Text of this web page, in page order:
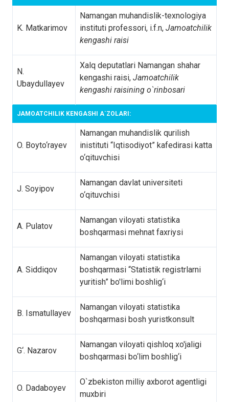
K. Matkarimov
Namangan muhandislik-texnologiya
instituti professori, i.f.n, Jamoatchilik
kengashi raisi
N.
Ubaydullayev
Xalq deputatlari Namangan shahar
kengashi raisi, Jamoatchilik
kengashi raisining o`rinbosari
JAMOATCHILIK KENGASHI A`ZOLARI:
O. Boyto‘rayev
Namangan muhandislik qurilish
inistituti “Iqtisodiyot” kafedirasi katta
o‘qituvchisi
J. Soyipov
Namangan davlat universiteti
o‘qituvchisi
A. Pulatov
Namangan viloyati statistika
boshqarmasi mehnat faxriysi
A. Siddiqov
Namangan viloyati statistika
boshqarmasi “Statistik registrlarni
yuritish” bo'limi boshlig‘i
B. Ismatullayev
Namangan viloyati statistika
boshqarmasi bosh yuristkonsult
G‘. Nazarov
Namangan viloyati qishloq xo'jaligi
boshqarmasi bo‘lim boshlig‘i
O. Dadaboyev
O`zbekiston milliy axborot agentligi
muxbiri